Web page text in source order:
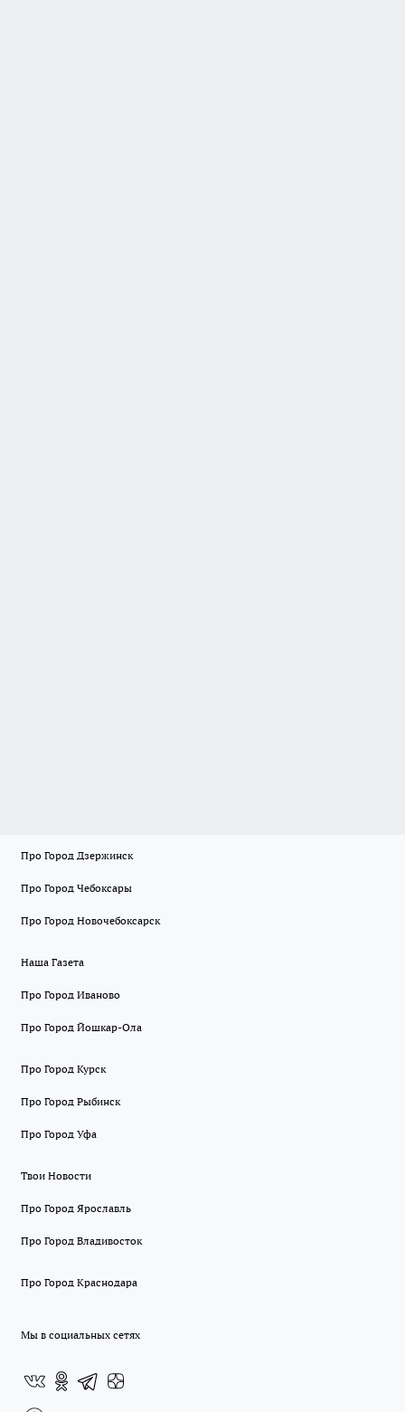
Про Город Дзержинск
Про Город Чебоксары
Про Город Новочебоксарск
Наша Газета
Про Город Иваново
Про Город Йошкар-Ола
Про Город Курск
Про Город Рыбинск
Про Город Уфа
Твои Новости
Про Город Ярославль
Про Город Владивосток
Про Город Краснодара
Мы в социальных сетях